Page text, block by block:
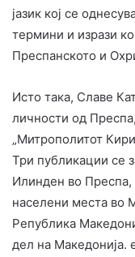
јазик кој се
термини и изрази
Преспанското и
Исто така, Славе
личности од
„Митрополитот
Три публикации се
Илинден во Преспа,
населени места во
Република
дел на Македонија.